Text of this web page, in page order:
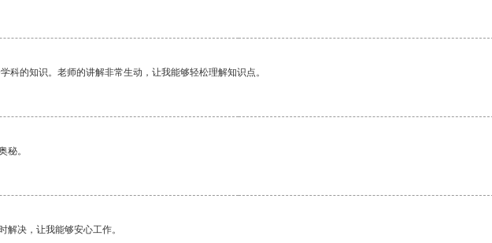
科的知识。老师的讲解非常生动，让我能够轻松理解知识点。
秘。
决，让我能够安心工作。